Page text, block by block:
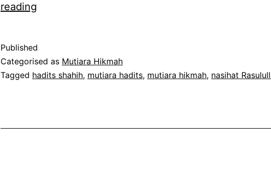
reading
Rasulullah
Published
Categorised as Mutiara Hikmah
Tagged hadits shahih, mutiara hadits, mutiara hikmah, nasihat